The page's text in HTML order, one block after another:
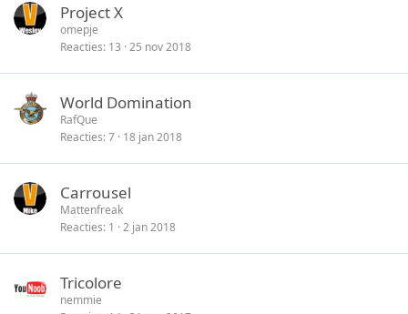
Project X
omepje
Reacties 13 25 nov 2018
World Domination
RafQue
Reacties 7 18 jan 2018
Carrousel
Mattenfreak
Reacties 1 2 jan 2018
Tricolore
nemmie